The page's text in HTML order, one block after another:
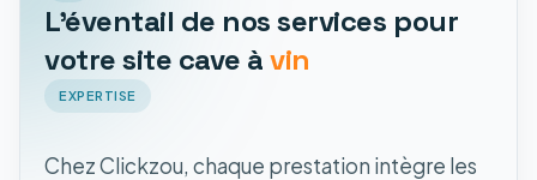
L'éventail de nos services pour
votre site cave à vin
EXPERTISE
Chez Clickzou, chaque prestation intègre les